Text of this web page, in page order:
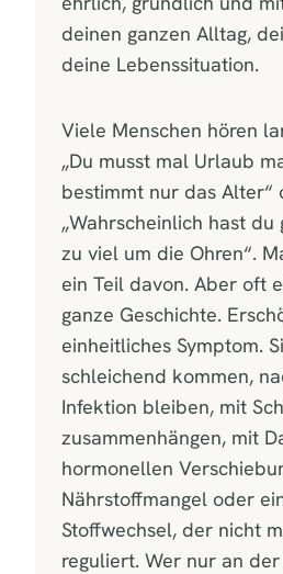
deinen ganzen Alltag,
deine Lebenssituation.
Viele Menschen hören
„Du musst mal Urlaub
bestimmt nur das Alter“
„Wahrscheinlich hast
zu viel um die Ohren“.
ein Teil davon. Aber oft
ganze Geschichte.
einheitliches Symptom.
schleichend kommen,
Infektion bleiben, mit
zusammenhängen, mit
hormonellen
Nährstoffmangel oder
Stoffwechsel, der nicht
reguliert. Wer nur an